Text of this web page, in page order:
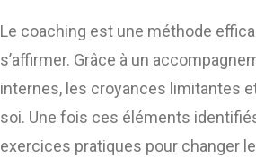
Le coaching est une méthode
s’affirmer. Grâce à un
internes, les croyances limitantes
soi. Une fois ces éléments
exercices pratiques pour changer